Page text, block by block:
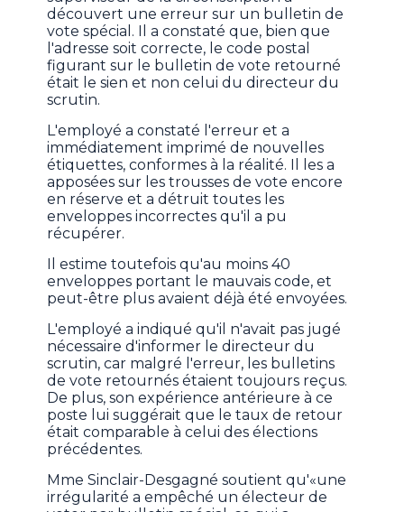
découvert une erreur sur un bulletin de
vote spécial. Il a constaté que, bien que
l'adresse soit correcte, le code postal
figurant sur le bulletin de vote retourné
était le sien et non celui du directeur du
scrutin.
L'employé a constaté l'erreur et a
immédiatement imprimé de nouvelles
étiquettes, conformes à la réalité. Il les a
apposées sur les trousses de vote encore
en réserve et a détruit toutes les
enveloppes incorrectes qu'il a pu
récupérer.
Il estime toutefois qu'au moins 40
enveloppes portant le mauvais code, et
peut-être plus avaient déjà été envoyées.
L'employé a indiqué qu'il n'avait pas jugé
nécessaire d'informer le directeur du
scrutin, car malgré l'erreur, les bulletins
de vote retournés étaient toujours reçus.
De plus, son expérience antérieure à ce
poste lui suggérait que le taux de retour
était comparable à celui des élections
précédentes.
Mme Sinclair-Desgagné soutient qu'«une
irrégularité a empêché un électeur de